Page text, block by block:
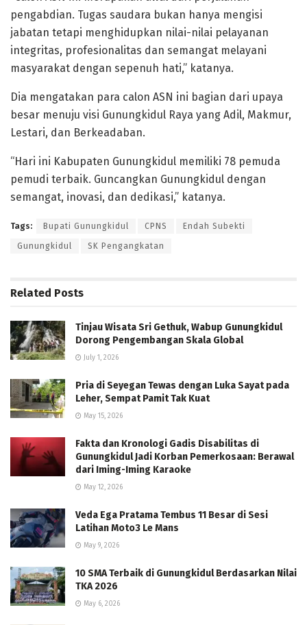
pengabdian. Tugas saudara bukan hanya mengisi
jabatan tetapi menghidupkan nilai-nilai pelayanan
integritas, profesionalitas dan semangat melayani
masyarakat dengan sepenuh hati,” katanya.
Dia mengatakan para calon ASN ini bagian dari upaya
besar menuju visi Gunungkidul Raya yang Adil, Makmur,
Lestari, dan Berkeadaban.
“Hari ini Kabupaten Gunungkidul memiliki 78 pemuda
pemudi terbaik. Guncangkan Gunungkidul dengan
semangat, inovasi, dan dedikasi,” katanya.
Tags: Bupati Gunungkidul CPNS Endah Subekti
Gunungkidul SK Pengangkatan
Related Posts
Tinjau Wisata Sri Gethuk, Wabup Gunungkidul
Dorong Pengembangan Skala Global
July 1, 2026
Pria di Seyegan Tewas dengan Luka Sayat pada
Leher, Sempat Pamit Tak Kuat
May 15, 2026
Fakta dan Kronologi Gadis Disabilitas di
Gunungkidul Jadi Korban Pemerkosaan: Berawal
dari Iming-Iming Karaoke
May 12, 2026
Veda Ega Pratama Tembus 11 Besar di Sesi
Latihan Moto3 Le Mans
May 9, 2026
10 SMA Terbaik di Gunungkidul Berdasarkan Nilai
TKA 2026
May 6, 2026